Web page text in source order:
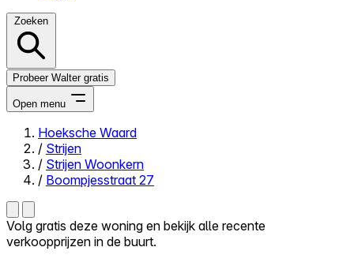
Zoeken
Probeer Walter gratis
Open menu
Close menu
Zelf kopen
Hoeksche Waard
/ Strijen
/ Strijen Woonkern
/ Boompjesstraat 27
Volg gratis deze woning en bekijk alle recente
verkoopprijzen in de buurt.